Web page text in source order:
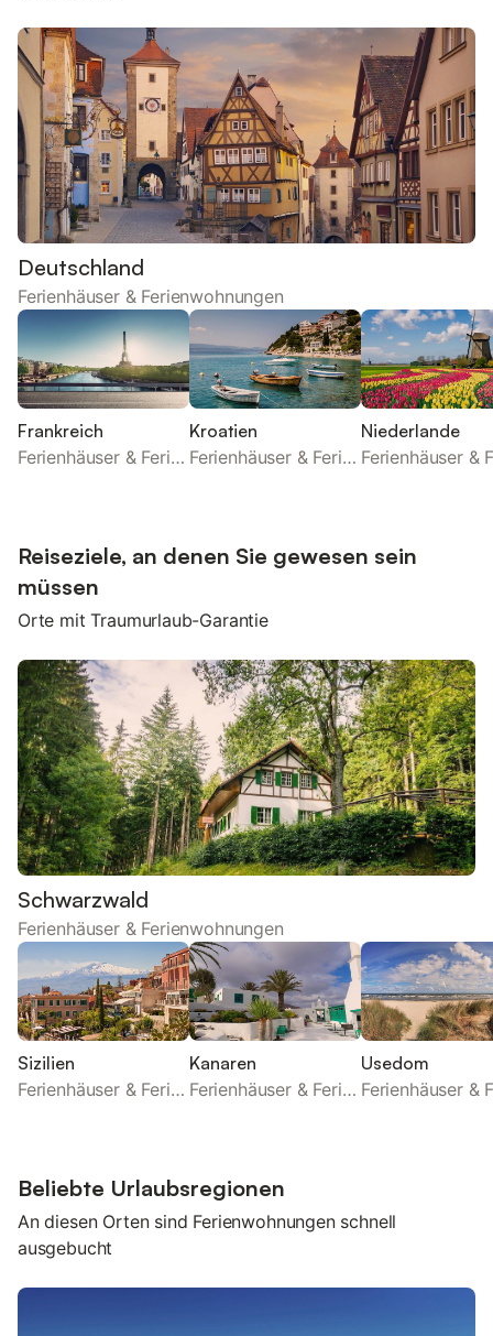
Deutschland
Ferienhäuser & Ferienwohnungen
Frankreich
Ferienhäuser & Ferienwohnungen
Kroatien
Ferienhäuser & Ferienwohnungen
Niederlande
Reiseziele, an denen Sie gewesen sein
müssen
Orte mit Traumurlaub-Garantie
Schwarzwald
Ferienhäuser & Ferienwohnungen
Sizilien
Ferienhäuser & Ferienwohnungen
Kanaren
Ferienhäuser & Ferienwohnungen
Usedom
Beliebte Urlaubsregionen
An diesen Orten sind Ferienwohnungen schnell
ausgebucht